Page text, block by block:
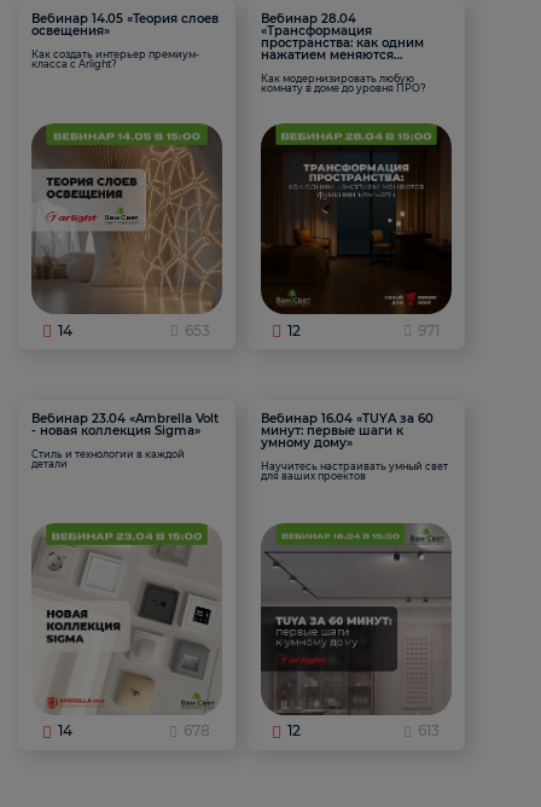
Вебинар 14.05 «Теория слоев
освещения»
Как создать интерьер премиум-
класса с Arlight?
14 653
Вебинар 28.04
«Трансформация
пространства: как одним
нажатием меняются
Как модернизировать любую
комнату в доме до уровня ПРО?
12 971
Вебинар 23.04 «Ambrella Volt
- новая коллекция Sigma»
Стиль и технологии в каждой
детали
14 678
Вебинар 16.04 «TUYA за 60
минут: первые шаги к
умному дому»
Научитесь настраивать умный свет
для ваших проектов
12 613